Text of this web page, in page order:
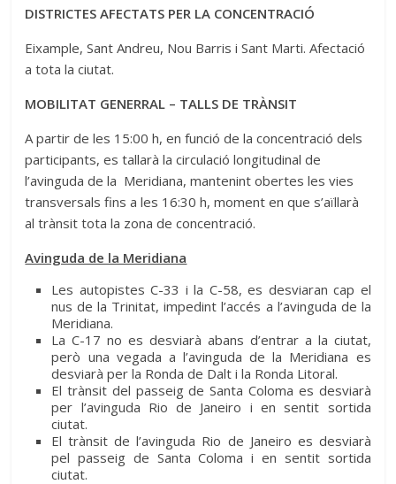
DISTRICTES AFECTATS PER LA CONCENTRACIÓ
Eixample, Sant Andreu, Nou Barris i Sant Marti. Afectació
a tota la ciutat.
MOBILITAT GENERRAL – TALLS DE TRÀNSIT
A partir de les 15:00 h, en funció de la concentració dels
participants, es tallarà la circulació longitudinal de
l’avinguda de la Meridiana, mantenint obertes les vies
transversals fins a les 16:30 h, moment en que s’aïllarà
al trànsit tota la zona de concentració.
Avinguda de la Meridiana
Les autopistes C-33 i la C-58, es desviaran cap el
nus de la Trinitat, impedint l’accés a l’avinguda de la
Meridiana.
La C-17 no es desviarà abans d’entrar a la ciutat,
però una vegada a l’avinguda de la Meridiana es
desviarà per la Ronda de Dalt i la Ronda Litoral.
El trànsit del passeig de Santa Coloma es desviarà
per l’avinguda Rio de Janeiro i en sentit sortida
ciutat.
El trànsit de l’avinguda Rio de Janeiro es desviarà
pel passeig de Santa Coloma i en sentit sortida
ciutat.